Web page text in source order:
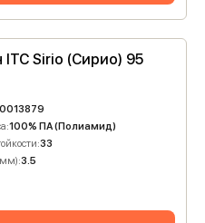
ITC Sirio (Сирио) 95
100% ПА (Полиамид)
33
3.5